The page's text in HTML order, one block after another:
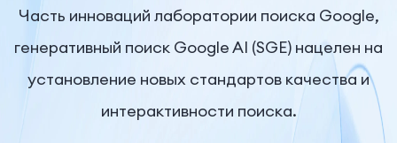
Компания
Часть инноваций лаборатории поиска Google,
генеративный поиск Google AI (SGE) нацелен на
установление новых стандартов качества и
интерактивности поиска.